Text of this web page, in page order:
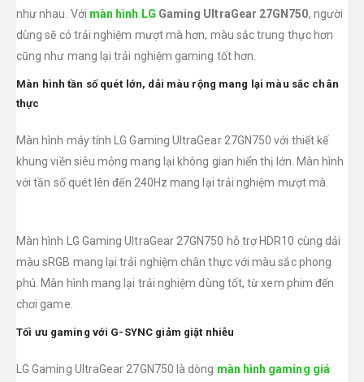
như nhau. Với màn hình LG Gaming UltraGear 27GN750, người
dùng sẽ có trải nghiệm mượt mà hơn, màu sắc trung thực hơn
cũng như mang lại trải nghiệm gaming tốt hơn.
Màn hình tần số quét lớn, dải màu rộng mang lại màu sắc chân
thực
Màn hình máy tính LG Gaming UltraGear 27GN750 với thiết kế
khung viền siêu mỏng mang lại không gian hiển thị lớn. Màn hình
với tần số quét lên đến 240Hz mang lại trải nghiệm mượt mà.
Màn hình LG Gaming UltraGear 27GN750 hỗ trợ HDR10 cùng dải
màu sRGB mang lại trải nghiệm chân thực với màu sắc phong
phú. Màn hình mang lại trải nghiệm dùng tốt, từ xem phim đến
chơi game.
Tối ưu gaming với G-SYNC giảm giật nhiễu
LG Gaming UltraGear 27GN750 là dòng màn hình gaming giá